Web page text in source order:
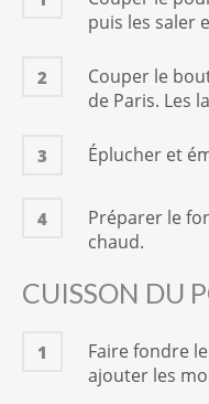
Sel
Poivre
1 Quantité
INGRÉDIENTS POUR
3 tige(s)
puis les saler
2
Couper le
de Paris. Les
3 Éplucher et
4
Préparer le
chaud.
CUISSON DU
1
Faire fondre
ajouter les